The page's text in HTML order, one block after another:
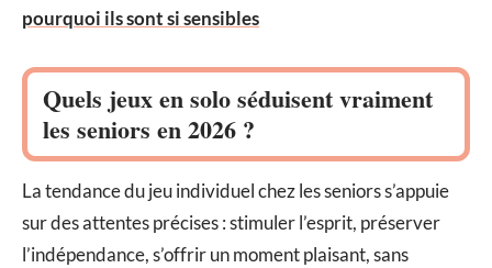
pourquoi ils sont si sensibles
Quels jeux en solo séduisent vraiment
les seniors en 2026 ?
La tendance du jeu individuel chez les seniors s’appuie
sur des attentes précises : stimuler l’esprit, préserver
l’indépendance, s’offrir un moment plaisant, sans